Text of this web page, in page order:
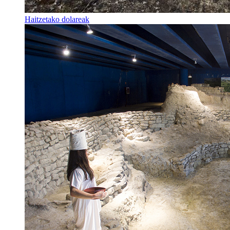
Haitzetako dolareak